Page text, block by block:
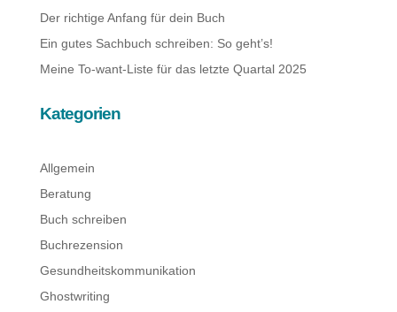
Der richtige Anfang für dein Buch
Ein gutes Sachbuch schreiben: So geht’s!
Meine To-want-Liste für das letzte Quartal 2025
Kategorien
Allgemein
Beratung
Buch schreiben
Buchrezension
Gesundheitskommunikation
Ghostwriting